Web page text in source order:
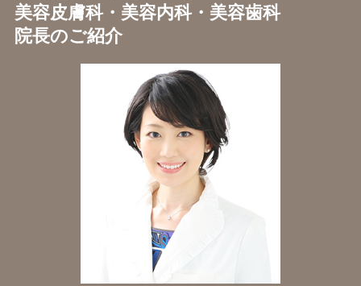
美容皮膚科・美容内科・美容歯科
院長のご紹介